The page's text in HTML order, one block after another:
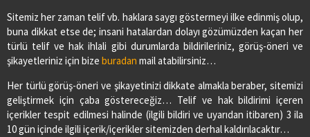
Sitemiz her zaman telif vb. haklara saygı göstermeyi ilke edinmiş olup,
buna dikkat etse de; insani hatalardan dolayı gözümüzden kaçan her
türlü telif ve hak ihlali gibi durumlarda bildirileriniz, görüş-öneri ve
şikayetleriniz için bize buradan mail atabilirsiniz…
Her türlü görüş-öneri ve şikayetinizi dikkate almakla beraber, sitemizi
geliştirmek için çaba göstereceğiz… Telif ve hak bildirimi içeren
içerikler tespit edilmesi halinde (ilgili bildiri ve uyarıdan itibaren) 3 ila
10 gün içinde ilgili içerik/içerikler sitemizden derhal kaldırılacaktır…